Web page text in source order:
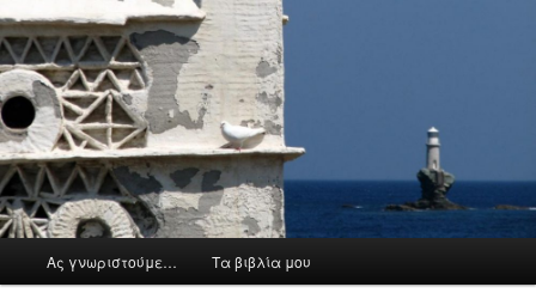
Ας γνωριστούμε… Τα βιβλία μου